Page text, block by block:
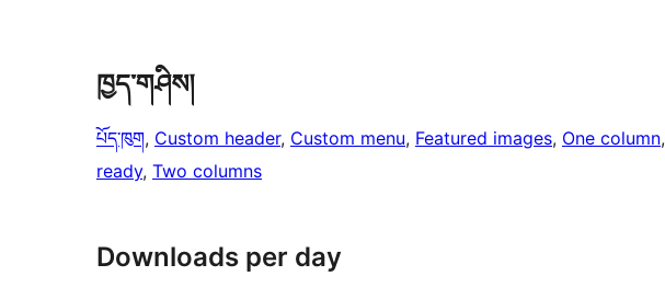
ཁྱད་གཤིས།
པོད་ཁུག, Custom header, Custom menu, Featured images, One column,
ready, Two columns
Downloads per day